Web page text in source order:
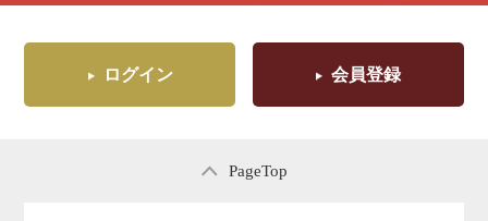
ログイン 会員登録
PageTop